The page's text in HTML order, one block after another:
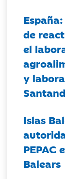
de
el
y
Islas
PEPAC
Balears